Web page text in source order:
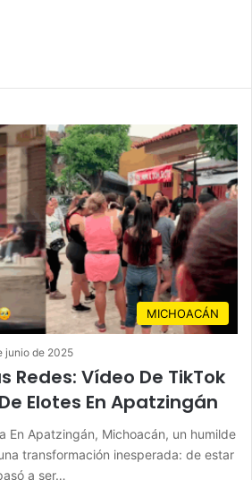
MICHOACÁN
junio de 2025
Redes: Vídeo De TikTok
Elotes En Apatzingán
En Apatzingán, Michoacán, un humilde
transformación inesperada: de estar
a ser…